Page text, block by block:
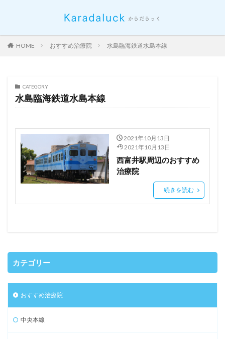
HOME おすすめ治療院 水島臨海鉄道水島本線
CATEGORY
水島臨海鉄道水島本線
2021年10月13日
2021年10月13日
西富井駅周辺のおすすめ
治療院
続きを読む
カテゴリー
おすすめ治療院
中央本線